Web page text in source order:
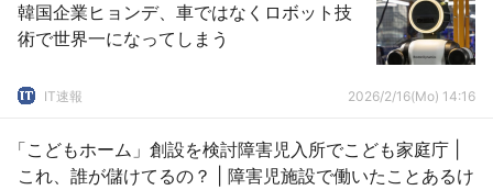
韓国企業ヒョンデ、車ではなくロボット技
術で世界一になってしまう
IT速報 2026/2/16(Mo) 14:16
「こどもホーム」創設を検討障害児入所でこども家庭庁 |
これ、誰が儲けてるの？ | 障害児施設で働いたことあるけ